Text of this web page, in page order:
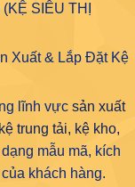
SIÊU THỊ
Xuất & Lắp Đặt Kệ
lĩnh vực sản xuất
trung tải, kệ kho,
mẫu mã, kích
khách hàng.